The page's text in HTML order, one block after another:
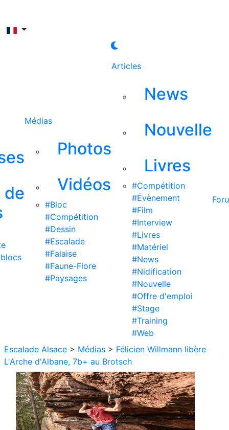
de
Médias
Photos
Vidéos
#Bloc
#Compétition
#Dessin
#Escalade
#Falaise
#Faune-Flore
#Paysages
Articles
News
Nouvelle
Livres
#Compétition
#Évènement
#Film
#Interview
#Livres
#Matériel
#News
#Nidification
#Nouvelle
#Offre d'emploi
#Stage
#Training
#Web
Escalade Alsace > Médias > Félicien Willmann libère
L'Arche d'Albane, 7b+ au Brotsch